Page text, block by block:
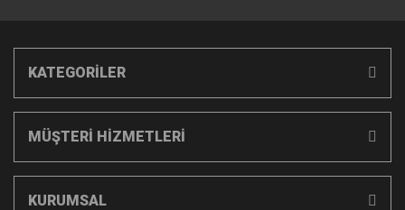
KATEGORİLER
MÜŞTERİ HİZMETLERİ
KURUMSAL